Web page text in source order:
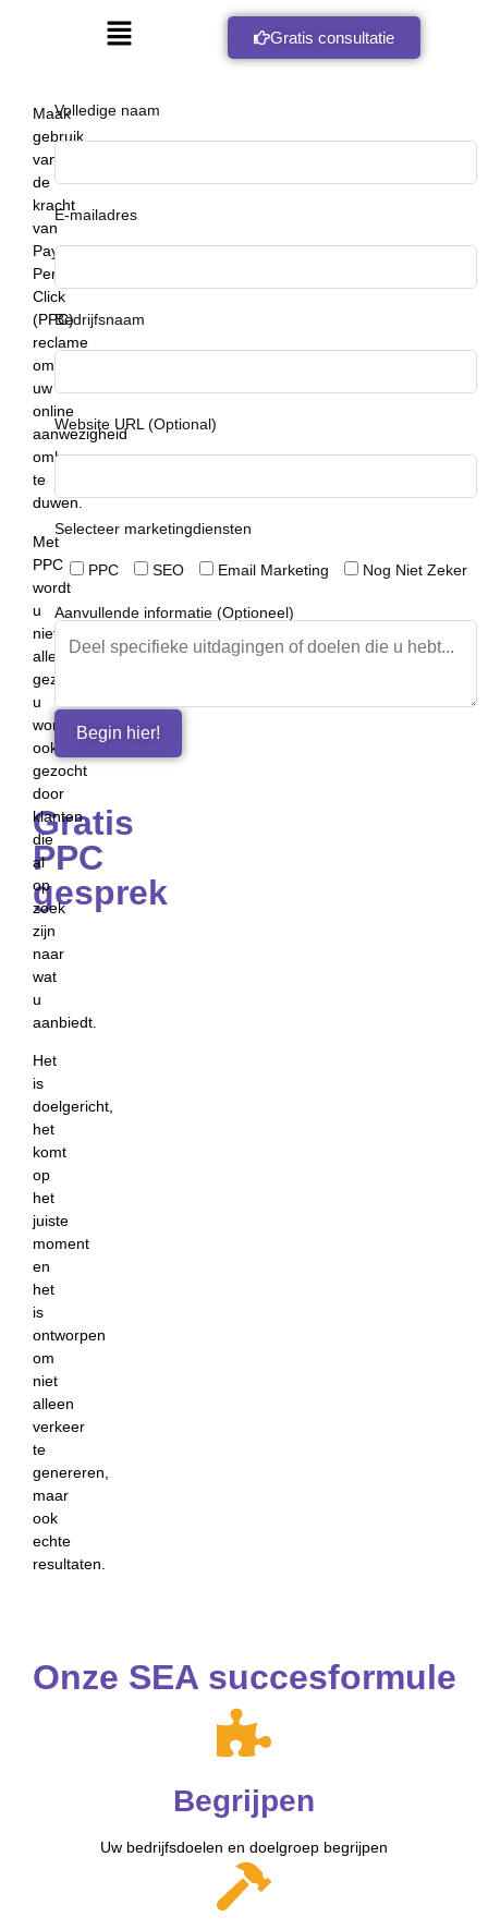
Gratis consultatie
Gratis
PPC
gesprek
Maak
gebruik
van
de
kracht
van
Pay-
Per-
Click
(PPC)
reclame
om
uw
online
aanwezigheid
omhoog
te
duwen.
Met
PPC
wordt
u
niet
alleen
gezien,
u
wordt
ook
gezocht
door
klanten
die
al
op
zoek
zijn
naar
wat
u
aanbiedt.
Het
is
doelgericht,
het
komt
op
het
juiste
moment
en
het
is
ontworpen
om
niet
alleen
verkeer
te
genereren,
maar
ook
echte
resultaten.
Volledige naam
E-mailadres
Bedrijfsnaam
Website URL (Optional)
Selecteer marketingdiensten
PPC SEO Email Marketing Nog Niet Zeker
Aanvullende informatie (Optioneel)
Onze SEA succesformule
Begrijpen
Uw bedrijfsdoelen en doelgroep begrijpen